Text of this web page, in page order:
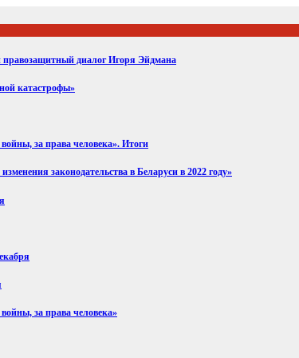
правозащитный диалог Игоря Эйдмана
катастрофы»
за права человека». Итоги
законодательства в Беларуси в 2022 году»
за права человека»